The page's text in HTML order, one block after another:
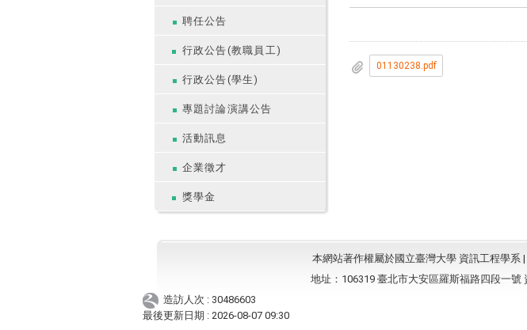
聘任公告
行政公告(教職員工)
行政公告(學生)
專題討論演講公告
活動訊息
企業徵才
獎學金
01130238.pdf
本網站著作權屬於國立臺灣大學 資訊工程學系 |
地址：106319 臺北市大安區羅斯福路四段一號
造訪人次 : 30486603
最後更新日期 : 2026-08-07 09:30